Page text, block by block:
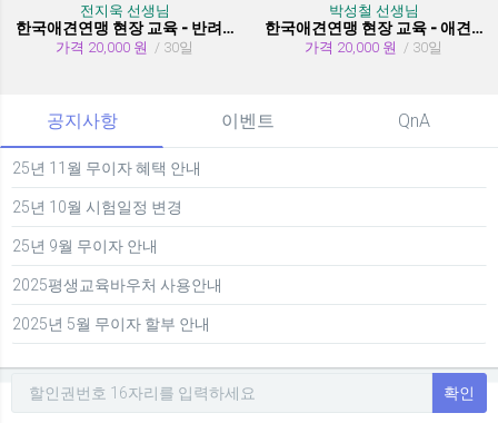
전지욱 선생님
한국애견연맹 현장 교육 - 반려동물 유치원 취창업
가격 20,000 원 / 30일
박성철 선생님
한국애견연맹 현장 교육 - 애견 훈련 기초 (실견)
가격 20,000 원 / 30일
공지사항 이벤트 QnA
25년 11월 무이자 혜택 안내
25년 10월 시험일정 변경
25년 9월 무이자 안내
2025평생교육바우처 사용안내
2025년 5월 무이자 할부 안내
확인